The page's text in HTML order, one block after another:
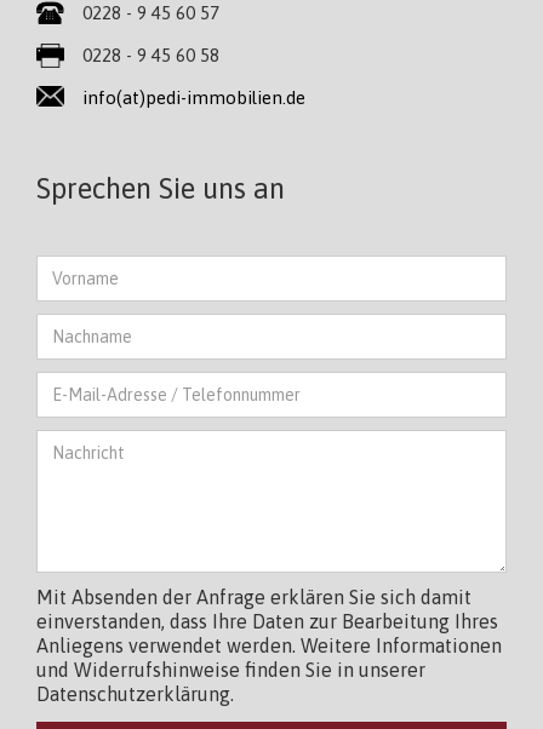
0228 - 9 45 60 57
0228 - 9 45 60 58
info(at)pedi-immobilien.de
Sprechen Sie uns an
Mit Absenden der Anfrage erklären Sie sich damit
einverstanden, dass Ihre Daten zur Bearbeitung Ihres
Anliegens verwendet werden. Weitere Informationen
und Widerrufshinweise finden Sie in unserer
Datenschutzerklärung.